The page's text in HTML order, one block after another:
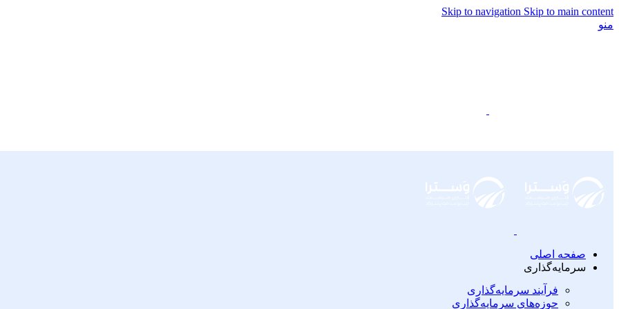
Skip to navigation Skip to main content
منو
صفحه اصلی
سرمایه‌گذاری
فرآیند سرمایه‌گذاری
حوزه‌های سرمایه‌گذاری